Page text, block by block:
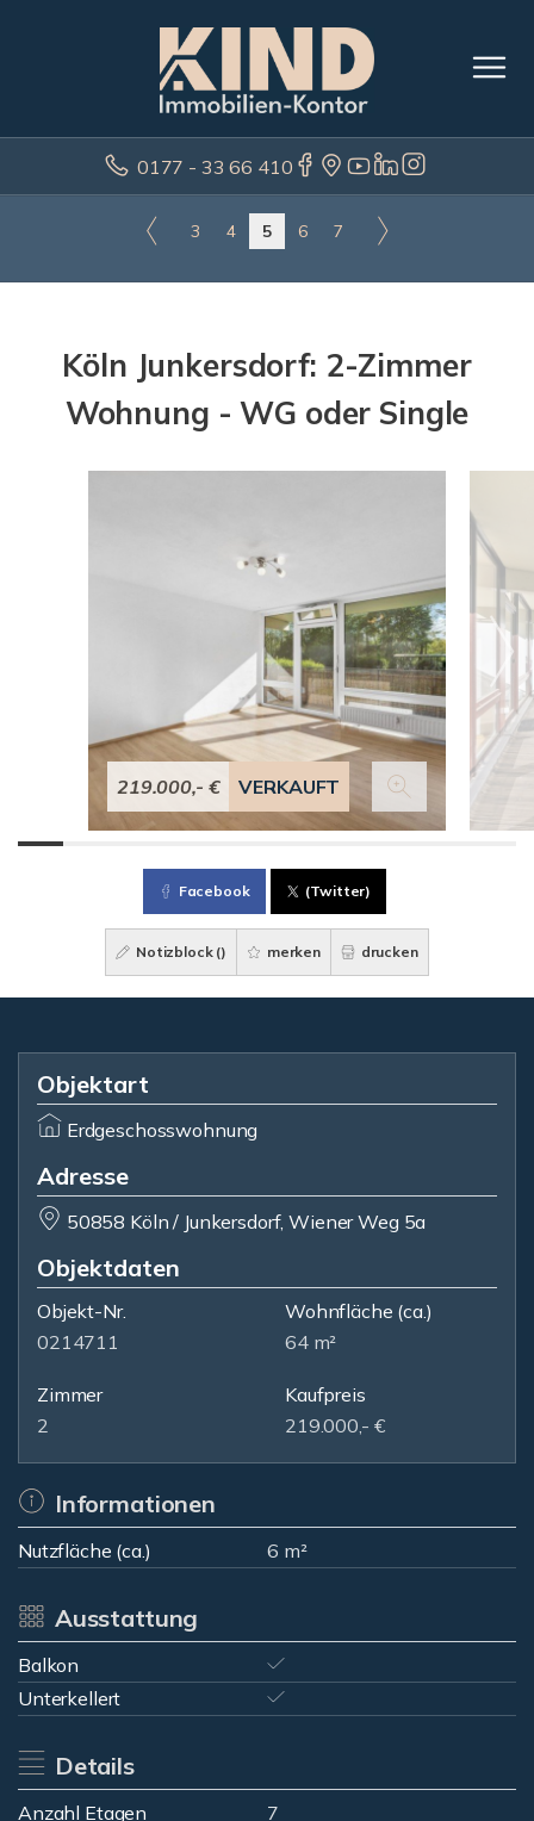
0177 - 33 66 410
3 4 5 6 7
Köln Junkersdorf: 2-Zimmer
Wohnung - WG oder Single
219.000,- € VERKAUFT
Facebook (Twitter)
Notizblock () merken drucken
Objektart
Erdgeschosswohnung
Adresse
50858 Köln / Junkersdorf, Wiener Weg 5a
Objektdaten
Objekt-Nr.
0214711
Wohnfläche (ca.)
64 m²
Zimmer
2
Kaufpreis
219.000,- €
Informationen
Nutzfläche (ca.) 6 m²
Ausstattung
Balkon
Unterkellert
Details
Anzahl Etagen
7